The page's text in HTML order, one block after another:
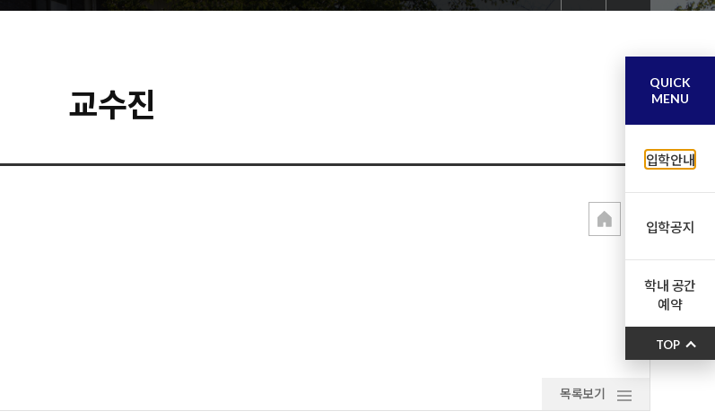
교수진
목록보기
QUICK
MENU
입학안내
입학공지
학내 공간
예약
TOP